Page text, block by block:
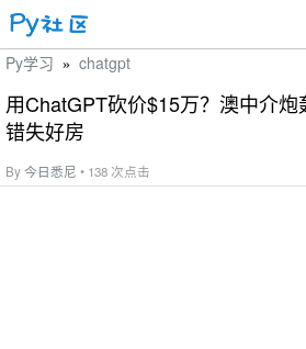
Py学习 » chatgpt
用ChatGPT砍价$15万？澳中介炮
错失好房
By今日悉尼 • 138 次点击